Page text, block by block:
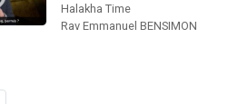
Halakha Time
Rav Emmanuel BENSIMON